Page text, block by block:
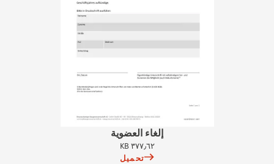
إلغاء العضوية
٣٧٧٫٦٢ KB
تحميل